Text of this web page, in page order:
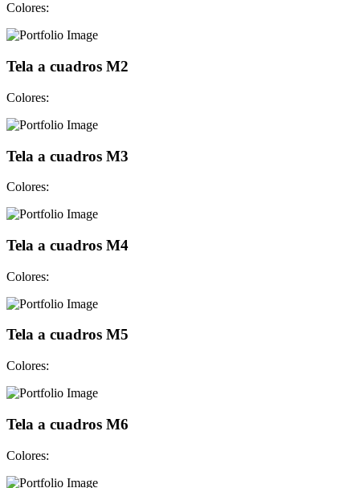
Colores:
Tela a cuadros M2
Colores:
Tela a cuadros M3
Colores:
Tela a cuadros M4
Colores:
Tela a cuadros M5
Colores:
Tela a cuadros M6
Colores: